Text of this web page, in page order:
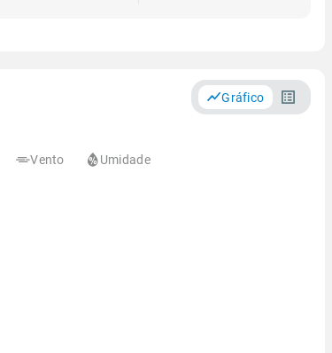
Gráfico
Vento Umidade